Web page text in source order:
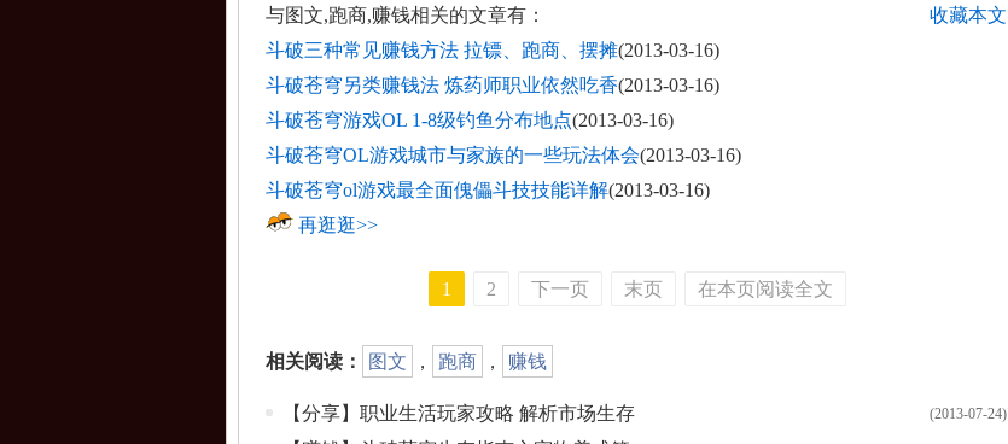
收藏本文
与图文,跑商,赚钱相关的文章有：
斗破三种常见赚钱方法 拉镖、跑商、摆摊(2013-03-16)
斗破苍穹另类赚钱法 炼药师职业依然吃香(2013-03-16)
斗破苍穹游戏OL 1-8级钓鱼分布地点(2013-03-16)
斗破苍穹OL游戏城市与家族的一些玩法体会(2013-03-16)
斗破苍穹ol游戏最全面傀儡斗技技能详解(2013-03-16)
再逛逛>>
1 2 下一页 末页 在本页阅读全文
相关阅读： 图文 ， 跑商 ， 赚钱
(2013-07-24)
【分享】职业生活玩家攻略 解析市场生存